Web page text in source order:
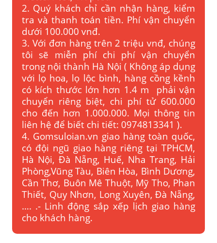
2. Quý khách chỉ cần nhận hàng, kiểm
tra và thanh toán tiền. Phí vận chuyển
dưới 100.000 vnđ.
3. Với đơn hàng trên 2 triệu vnđ, chúng
tôi sẽ miễn phí chi phí vận chuyển
trong nội thành Hà Nội ( Không áp dụng
với lọ hoa, lọ lộc bình, hàng cồng kềnh
có kích thước lớn hơn 1.4 m phải vận
chuyển riêng biệt, chi phí tử 600.000
cho đến hơn 1.000.000. Mọi thông tin
liên hệ để biết chi tiết: 0974813341 ).
4. Gomsuloian.vn giao hàng toàn quốc,
có đội ngũ giao hàng riêng tại TPHCM,
Hà Nội, Đà Nẵng, Huế, Nha Trang, Hải
Phòng,Vũng Tàu, Biên Hòa, Bình Dương,
Cần Thơ, Buôn Mê Thuột, Mỹ Tho, Phan
Thiết, Quy Nhơn, Long Xuyên, Đà Nẵng,
…. .- Linh động sắp xếp lịch giao hàng
cho khách hàng.